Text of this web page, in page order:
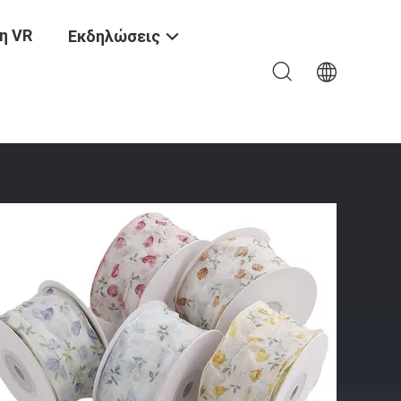
VR Εκδηλώσεις